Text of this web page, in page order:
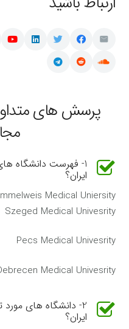
پرسش های
1- فهرست دانشگاه
ایران؟
Medical Uniersity
Szeged Medical Univesrity
Pecs Medical Univesrity
Medical Univesrity
2- دانشگاه های مورد
ایران؟